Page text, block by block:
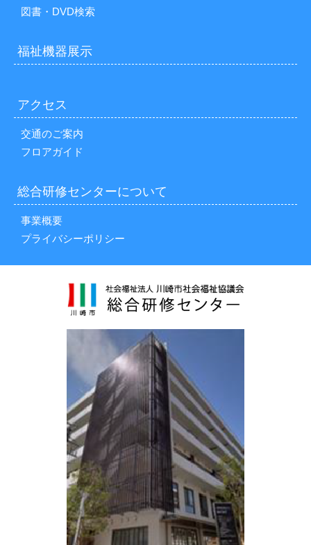
図書・DVD検索
福祉機器展示
アクセス
交通のご案内
フロアガイド
総合研修センターについて
事業概要
プライバシーポリシー